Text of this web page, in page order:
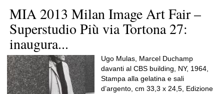
MIA 2013 Milan Image Art Fair –
Superstudio Più via Tortona 27:
inaugura...
Ugo Mulas, Marcel Duchamp
davanti al CBS building, NY, 1964,
Stampa alla gelatina e sali
d’argento, cm 33,3 x 24,5, Edizione